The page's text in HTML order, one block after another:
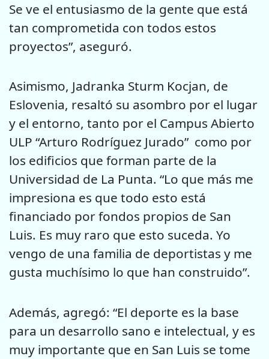
Se ve el entusiasmo de la gente que está
tan comprometida con todos estos
proyectos”, aseguró.
Asimismo, Jadranka Sturm Kocjan, de
Eslovenia, resaltó su asombro por el lugar
y el entorno, tanto por el Campus Abierto
ULP “Arturo Rodríguez Jurado” como por
los edificios que forman parte de la
Universidad de La Punta. “Lo que más me
impresiona es que todo esto está
financiado por fondos propios de San
Luis. Es muy raro que esto suceda. Yo
vengo de una familia de deportistas y me
gusta muchísimo lo que han construido”.
Además, agregó: “El deporte es la base
para un desarrollo sano e intelectual, y es
muy importante que en San Luis se tome